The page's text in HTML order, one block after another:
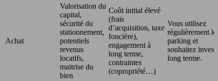
Achat
Valorisation du
capital,
sécurité du
stationnement,
potentiels
revenus
locatifs,
maitrise du
bien
Coût initial élevé
(frais
d’acquisition, taxe
foncière),
engagement à
long terme,
contraintes
(copropriété…)
Vous utilisez
régulièrement le
parking et
souhaitez
long terme.